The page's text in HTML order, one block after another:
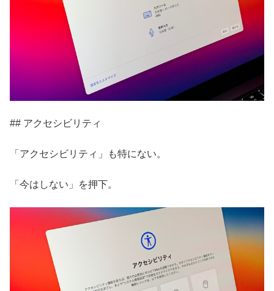
## アクセシビリティ
「アクセシビリティ」も特にない。
「今はしない」を押下。